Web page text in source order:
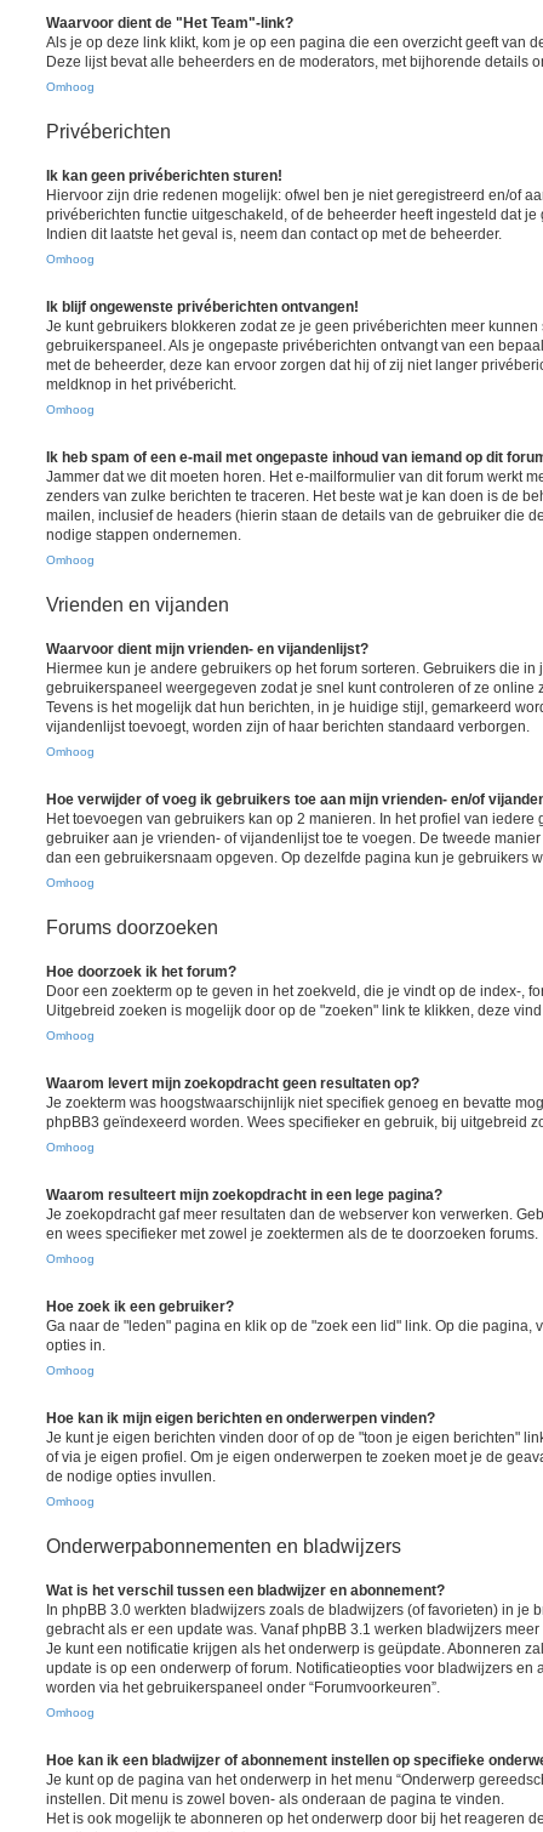
Waarvoor dient de "Het Team"-link?
Als je op deze link klikt, kom je op een pagina die een overzicht geeft van
Deze lijst bevat alle beheerders en de moderators, met bijhorende details
Omhoog
Privéberichten
Ik kan geen privéberichten sturen!
Hiervoor zijn drie redenen mogelijk: ofwel ben je niet geregistreerd en/of
privéberichten functie uitgeschakeld, of de beheerder heeft ingesteld dat
Indien dit laatste het geval is, neem dan contact op met de beheerder.
Omhoog
Ik blijf ongewenste privéberichten ontvangen!
Je kunt gebruikers blokkeren zodat ze je geen privéberichten meer kunnen
gebruikerspaneel. Als je ongepaste privéberichten ontvangt van een
met de beheerder, deze kan ervoor zorgen dat hij of zij niet langer
meldknop in het privébericht.
Omhoog
Ik heb spam of een e-mail met ongepaste inhoud van iemand op dit
Jammer dat we dit moeten horen. Het e-mailformulier van dit forum werkt
zenders van zulke berichten te traceren. Het beste wat je kan doen is de
mailen, inclusief de headers (hierin staan de details van de gebruiker die
nodige stappen ondernemen.
Omhoog
Vrienden en vijanden
Waarvoor dient mijn vrienden- en vijandenlijst?
Hiermee kun je andere gebruikers op het forum sorteren. Gebruikers die
gebruikerspaneel weergegeven zodat je snel kunt controleren of ze online
Tevens is het mogelijk dat hun berichten, in je huidige stijl, gemarkeerd
vijandenlijst toevoegt, worden zijn of haar berichten standaard verborgen.
Omhoog
Hoe verwijder of voeg ik gebruikers toe aan mijn vrienden- en/of
Het toevoegen van gebruikers kan op 2 manieren. In het profiel van iedere
gebruiker aan je vrienden- of vijandenlijst toe te voegen. De tweede
dan een gebruikersnaam opgeven. Op dezelfde pagina kun je gebruikers
Omhoog
Forums doorzoeken
Hoe doorzoek ik het forum?
Door een zoekterm op te geven in het zoekveld, die je vindt op de index-,
Uitgebreid zoeken is mogelijk door op de "zoeken" link te klikken, deze
Omhoog
Waarom levert mijn zoekopdracht geen resultaten op?
Je zoekterm was hoogstwaarschijnlijk niet specifiek genoeg en bevatte
phpBB3 geïndexeerd worden. Wees specifieker en gebruik, bij uitgebreid
Omhoog
Waarom resulteert mijn zoekopdracht in een lege pagina?
Je zoekopdracht gaf meer resultaten dan de webserver kon verwerken.
en wees specifieker met zowel je zoektermen als de te doorzoeken forums.
Omhoog
Hoe zoek ik een gebruiker?
Ga naar de "leden" pagina en klik op de "zoek een lid" link. Op die pagina,
opties in.
Omhoog
Hoe kan ik mijn eigen berichten en onderwerpen vinden?
Je kunt je eigen berichten vinden door of op de "toon je eigen berichten"
of via je eigen profiel. Om je eigen onderwerpen te zoeken moet je de
de nodige opties invullen.
Omhoog
Onderwerpabonnementen en bladwijzers
Wat is het verschil tussen een bladwijzer en abonnement?
In phpBB 3.0 werkten bladwijzers zoals de bladwijzers (of favorieten) in je
gebracht als er een update was. Vanaf phpBB 3.1 werken bladwijzers
Je kunt een notificatie krijgen als het onderwerp is geüpdate. Abonneren
update is op een onderwerp of forum. Notificatieopties voor bladwijzers en
worden via het gebruikerspaneel onder “Forumvoorkeuren”.
Omhoog
Hoe kan ik een bladwijzer of abonnement instellen op specifieke
Je kunt op de pagina van het onderwerp in het menu “Onderwerp
instellen. Dit menu is zowel boven- als onderaan de pagina te vinden.
Het is ook mogelijk te abonneren op het onderwerp door bij het reageren